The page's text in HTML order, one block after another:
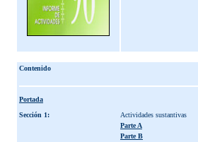
Contenido
Portada
Sección 1:
Actividades sustantivas
Parte A
Parte B